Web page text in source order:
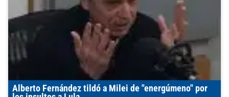
Alberto Fernández tildó a Milei de "energúmeno" por